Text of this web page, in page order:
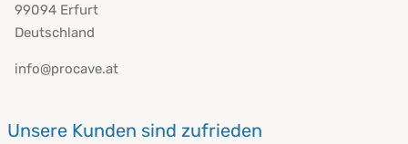
99094 Erfurt
Deutschland
info@procave.at
Unsere Kunden sind zufrieden